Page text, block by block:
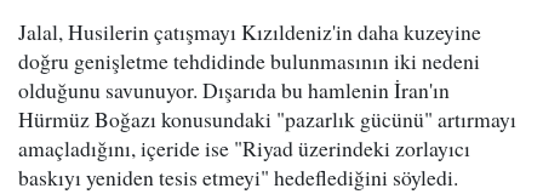
Jalal, Husilerin çatışmayı Kızıldeniz'in daha kuzeyine
doğru genişletme tehdidinde bulunmasının iki nedeni
olduğunu savunuyor. Dışarıda bu hamlenin İran'ın
Hürmüz Boğazı konusundaki "pazarlık gücünü" artırmayı
amaçladığını, içeride ise "Riyad üzerindeki zorlayıcı
baskıyı yeniden tesis etmeyi" hedeflediğini söyledi.